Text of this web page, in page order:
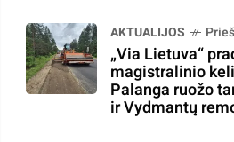
AKTUALIJOS
„Via Lietuva“
magistralinio
Palanga ruožo
ir Vydmantų